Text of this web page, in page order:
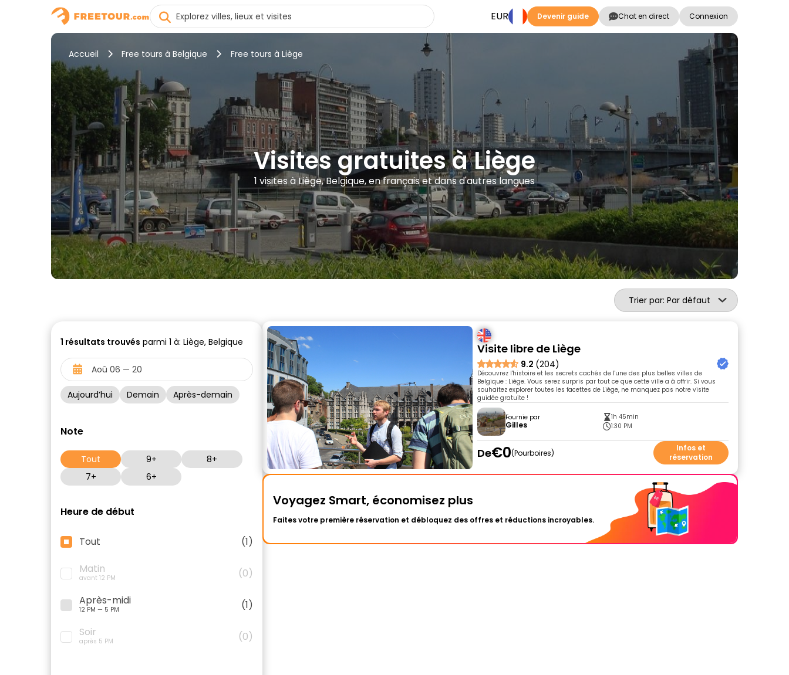
EUR Devenir guide Chat en direct Connexion
Accueil Free tours à Belgique Free tours à Liège
Visites gratuites à Liège
1 visites à Liège, Belgique, en français et dans d'autres langues
Trier par: Par défaut
1 résultats trouvés parmi 1 à: Liège, Belgique
Aujourd’hui Demain Après-demain
Note
Tout 9+
8+
7+
6+
Heure de début
Tout
(1)
Matin
avant 12 PM
(0)
Après-midi
12 PM — 5 PM
(1)
Soir
après 5 PM (0)
Visite libre de Liège
9.2 (204)
Découvrez l'histoire et les secrets cachés de l'une des plus belles villes de
Belgique : Liège. Vous serez surpris par tout ce que cette ville a à offrir. Si vous
souhaitez explorer toutes les facettes de Liège, ne manquez pas notre visite
guidée gratuite !
Fournie par
Gilles
1h 45min
1:30 PM
De€0 Pourboires
Infos et
réservation
Voyagez Smart, économisez plus
Faites votre première réservation et débloquez des offres et réductions incroyables.